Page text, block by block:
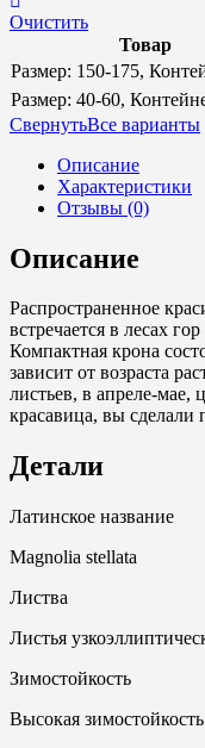
stellata)
Очистить
Товар
Размер: 150-175,
Размер: 40-60,
CвернутьВсе варианты
Описание
Характеристики
Отзывы (0)
Описание
Распространенное
встречается в лесах
Компактная крона
зависит от возраста
листьев, в апреле-мае,
красавица, вы сделали
Детали
Латинское название
Magnolia stellata
Листва
Листья
Зимостойкость
Высокая